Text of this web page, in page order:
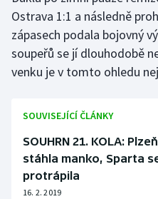
Judo
Krasobruslení
Lezení
Lyže a snowboard
Moderní pětiboj
Motorsport
Ostrava 1:1 a následně
zápasech podala bojovný
soupeřů se jí dlouhodobě
venku je v tomto ohledu
SOUVISEJÍCÍ ČLÁNKY
SOUHRN 21. KOLA:
stáhla manko, Sparta
protrápila
16. 2. 2019